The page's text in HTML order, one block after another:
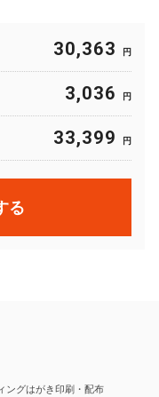
30,363 円
3,036 円
33,399 円
る
ングはがき印刷・配布